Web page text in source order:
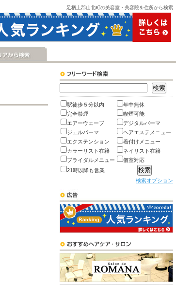
足柄上郡山北町の美容室・美容院を住所から検索
駅徒歩５分以内
年中無休
完全禁煙
喫煙可能
エアーウェーブ
デジタルパーマ
ジェルパーマ
ヘアエステメニュー
エクステンション
着付けメニュー
カラーリスト在籍
ネイリスト在籍
ブライダルメニュー
個室対応
21時以降も営業
検索オプション